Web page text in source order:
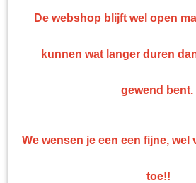
Gerko advanced
polijstpasta 1L
De webshop blijft wel open
kunnen wat langer duren
gewend bent.
We wensen je een een fijne,
toe!!